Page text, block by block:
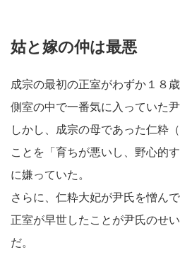
姑と嫁の仲は最悪
成宗の最初の正室がわずか１８
側室の中で一番気に入っていた
しかし、成宗の母であった仁粋
ことを「育ちが悪いし、野心的
に嫌っていた。
さらに、仁粋大妃が尹氏を憎ん
正室が早世したことが尹氏のせ
だ。